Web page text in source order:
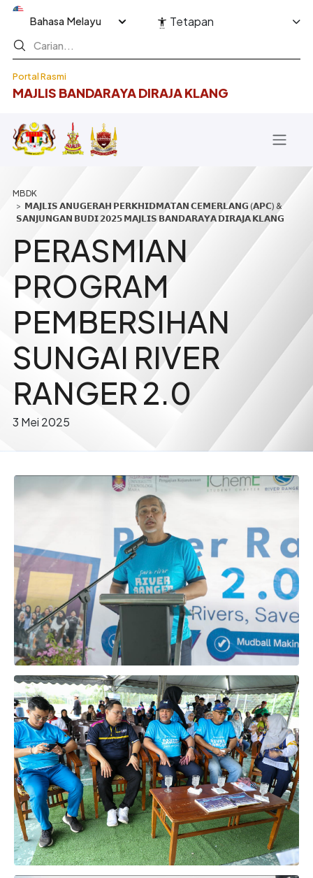
Langkau ke kandungan utama
Portal Rasmi
MAJLIS BANDARAYA DIRAJA KLANG
Select your language Tetapan
Breadcrumb
𝗠𝗔𝗝𝗟𝗜𝗦 𝗔𝗡𝗨𝗚𝗘𝗥𝗔𝗛 𝗣𝗘𝗥𝗞𝗛𝗜𝗗𝗠𝗔𝗧𝗔𝗡 𝗖𝗘𝗠𝗘𝗥𝗟𝗔𝗡𝗚 (𝗔𝗣𝗖) &
𝗦𝗔𝗡𝗝𝗨𝗡𝗚𝗔𝗡 𝗕𝗨𝗗𝗜 𝟮𝟬𝟮𝟱 𝗠𝗔𝗝𝗟𝗜𝗦 𝗕𝗔𝗡𝗗𝗔𝗥𝗔𝗬𝗔 𝗗𝗜𝗥𝗔𝗝𝗔 𝗞𝗟𝗔𝗡𝗚
PERASMIAN
PROGRAM
PEMBERSIHAN
SUNGAI RIVER
RANGER 2.0
3 Mei 2025